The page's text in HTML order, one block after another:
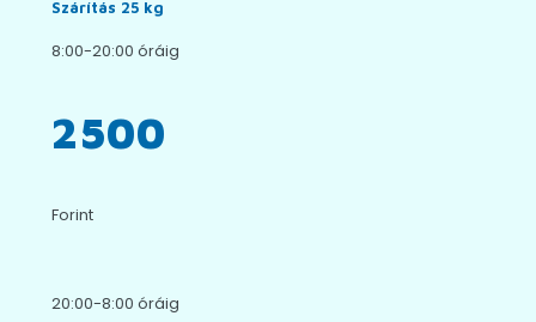
Szárítás 25 kg
8:00-20:00 óráig
2500
Forint
20:00-8:00 óráig